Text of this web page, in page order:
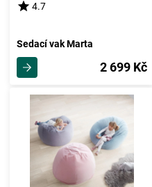
4.7
Sedací vak Marta
2 699 Kč